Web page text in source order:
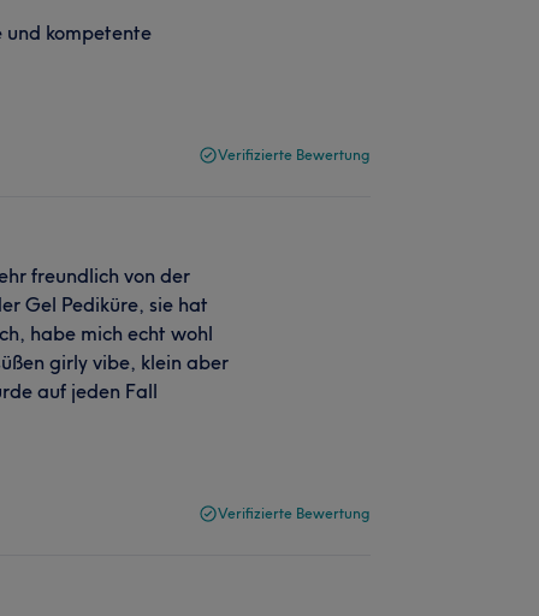
und kompetente
Verifizierte Bewertung
freundlich von der
Gel Pediküre, sie hat
habe mich echt wohl
girly vibe, klein aber
auf jeden Fall
Verifizierte Bewertung